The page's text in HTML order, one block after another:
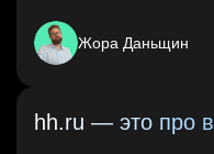
Жора Даньщин
hh.ru — это про